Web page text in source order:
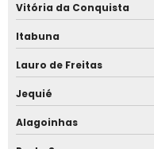
Fornecedor de bloqueio
Fornecedor de bloqueio
Fornecedor de
Relogio ponto
Vitória da Conquista
Itabuna
Lauro de Freitas
Jequié
Alagoinhas